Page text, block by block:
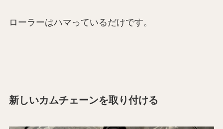
ローラーはハマっているだけです。
新しいカムチェーンを取り付ける